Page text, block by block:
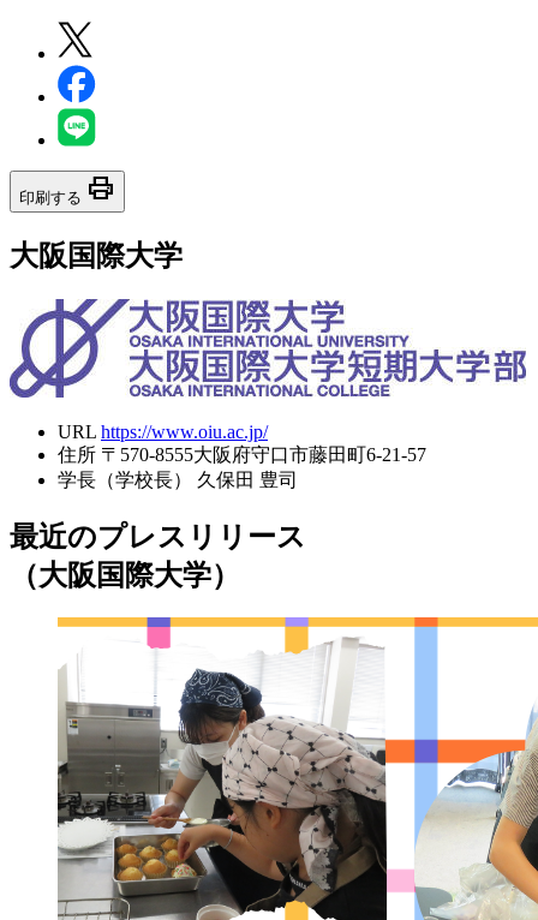
印刷する print
大阪国際大学
URL https://www.oiu.ac.jp/
住所 〒570-8555大阪府守口市藤田町6-21-57
学長（学校長）
久保田 豊司
最近のプレスリリース
（大阪国際大学）